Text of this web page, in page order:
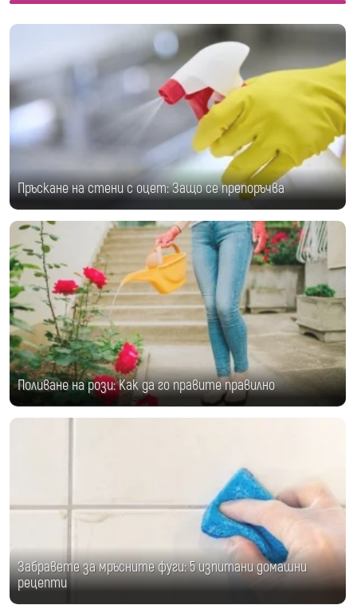
Пръскане на стени с оцет: Защо се препоръчва
Поливане на рози: Как да го правите правилно
Забравете за мръсните фуги: 5 изпитани домашни
рецепти